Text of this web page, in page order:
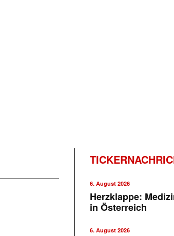
6. August 2026
Herzklappe:
in Österreich
6. August 2026